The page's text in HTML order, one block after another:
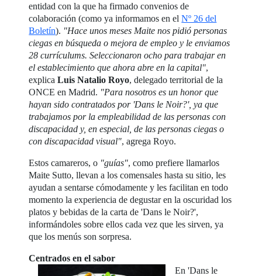
entidad con la que ha firmado convenios de
colaboración (como ya informamos en elNº 26 del
Boletín). "Hace unos meses Maite nos pidió personas
ciegas en búsqueda o mejora de empleo y le enviamos
28 currículums. Seleccionaron ocho para trabajar en
el establecimiento que ahora abre en la capital",
explicaLuis Natalio Royo, delegado territorial de la
ONCE en Madrid. "Para nosotros es un honor que
hayan sido contratados por 'Dans le Noir?', ya que
trabajamos por la empleabilidad de las personas con
discapacidad y, en especial, de las personas ciegas o
con discapacidad visual", agrega Royo.
Estos camareros, o "guías", como prefiere llamarlos
Maite Sutto, llevan a los comensales hasta su sitio, les
ayudan a sentarse cómodamente y les facilitan en todo
momento la experiencia de degustar en la oscuridad los
platos y bebidas de la carta de 'Dans le Noir?',
informándoles sobre ellos cada vez que les sirven, ya
que los menús son sorpresa.
Centrados en el sabor
En 'Dans le